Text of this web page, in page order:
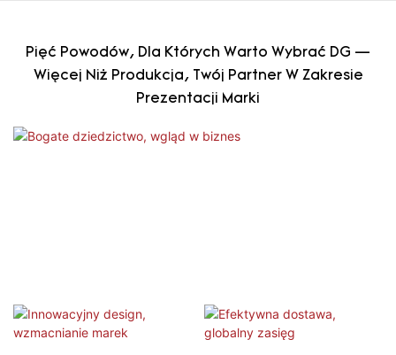
Pięć Powodów, Dla Których Warto Wybrać DG —
Więcej Niż Produkcja, Twój Partner W Zakresie
Prezentacji Marki